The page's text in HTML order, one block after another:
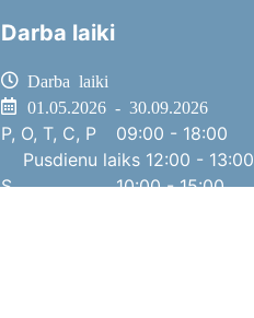
Darba laiki
Darba laiki
01.05.2026 - 30.09.2026
P, O, T, C, P
09:00 - 18:00
Pusdienu laiks 12:00 - 13:00
S
10:00 - 15:00